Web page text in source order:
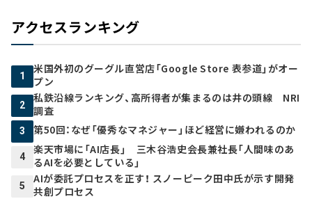
アクセスランキング
1
米国外初のグーグル直営店「Google Store 表参道」がオー
プン
2
私鉄沿線ランキング、高所得者が集まるのは井の頭線 NRI
調査
3 第50回：なぜ「優秀なマネジャー」ほど経営に嫌われるのか
4
楽天市場に「AI店長」 三木谷浩史会長兼社長「人間味のあ
るAIを必要としている」
5
AIが委託プロセスを正す！ スノーピーク田中氏が示す開発
共創プロセス